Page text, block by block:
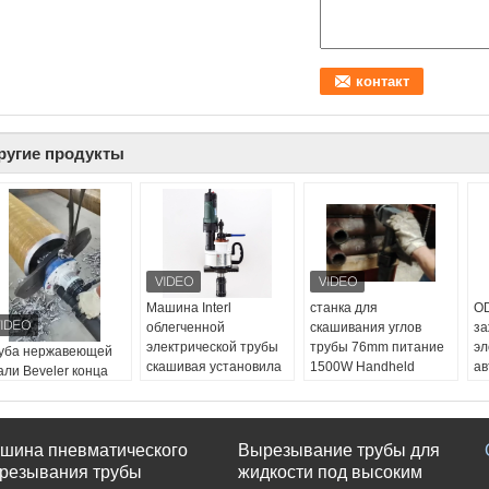
продукты
нержавеющей
Beveler конца
машины:Сталь
ряд:80-
Машина Interl
облегченной
электрической трубы
скашивая установила
растачивания
15mm трубки
станка для
скашивания углов
трубы 76mm питание
1500W Handheld
тело машины:Сталь
(внутренний
диаметр):28-76mm
путь питания:
пневматического
трубы
Вырезывание трубы для
жидкости под высоким